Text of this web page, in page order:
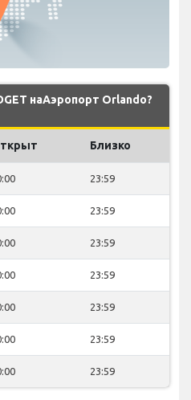
наАэропорт Orlando?
Близко
23:59
23:59
23:59
23:59
23:59
23:59
23:59